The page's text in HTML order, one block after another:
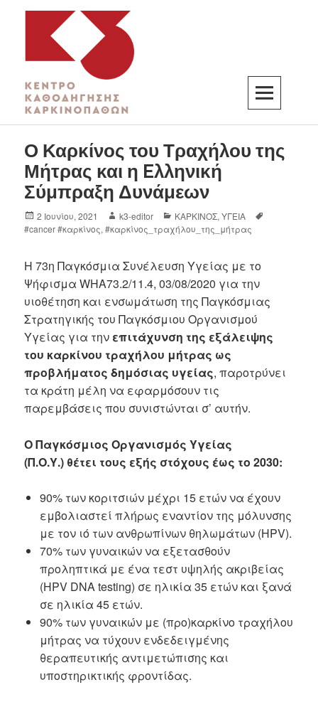
K3
ΚΕΝΤΡΟ ΚΑΘΟΔΗΓΗΣΗΣ ΚΑΡΚΙΝΟΠΑΘΩΝ
Ο Καρκίνος του Τραχήλου της
Μήτρας και η Eλληνική
Σύμπραξη Δυνάμεων
2 Ιουνίου, 2021 k3-editor ΚΑΡΚΙΝΟΣ,ΥΓΕΙΑ
#cancer #καρκίνος,#καρκίνος_τραχήλου_της_μήτρας
Η 73η Παγκόσμια Συνέλευση Υγείας με το
Ψήφισμα WHA73.2/11.4, 03/08/2020 για την
υιοθέτηση και ενσωμάτωση της Παγκόσμιας
Στρατηγικής του Παγκόσμιου Οργανισμού
Υγείας για την επιτάχυνση της εξάλειψης
του καρκίνου τραχήλου μήτρας ως
προβλήματος δημόσιας υγείας, παροτρύνει
τα κράτη μέλη να εφαρμόσουν τις
παρεμβάσεις που συνιστώνται σ’ αυτήν.
Ο Παγκόσμιος Οργανισμός Υγείας
(Π.Ο.Υ.) θέτει τους εξής στόχους έως το 2030:
90% των κοριτσιών μέχρι 15 ετών να έχουν
εμβολιαστεί πλήρως εναντίον της μόλυνσης
με τον ιό των ανθρωπίνων θηλωμάτων (HPV).
70% των γυναικών να εξετασθούν
προληπτικά με ένα τεστ υψηλής ακριβείας
(HPV DNA testing) σε ηλικία 35 ετών και ξανά
σε ηλικία 45 ετών.
90% των γυναικών με (προ)καρκίνο τραχήλου
μήτρας να τύχουν ενδεδειγμένης
θεραπευτικής αντιμετώπισης και
υποστηρικτικής φροντίδας.